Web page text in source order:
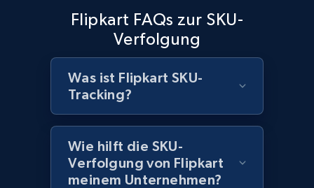
Currency, Discount, Initial price, and more.
Jetzt anfangen
Best Buy products - Collect data on
products using specified keywords
URL, Product id, Title, Images, Final price,
Currency, Discount, Initial price, and more.
Flipkart FAQs zur SKU-
Verfolgung
Was ist Flipkart SKU-
Tracking?
Wie hilft die SKU-
Verfolgung von Flipkart
meinem Unternehmen?